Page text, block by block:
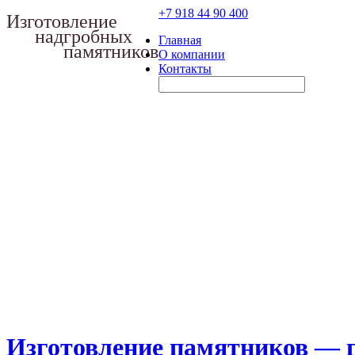
Изготовление
надгробных
памятников
+7 918 44 90 400
Главная
О компании
Контакты
Изготовление памятников —